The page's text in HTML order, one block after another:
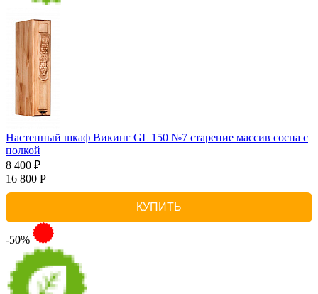
Настенный шкаф Викинг GL 150 №7 старение массив сосна с
полкой
8 400 ₽
16 800 Р
КУПИТЬ
-50%